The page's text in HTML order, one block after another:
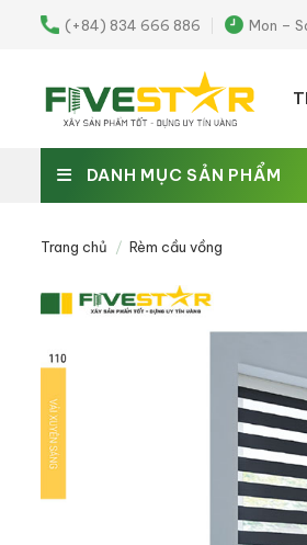
(+84) 834 666 886 Mon –
DANH MỤC SẢN PHẨM
Trang chủ / Rèm cầu vồng